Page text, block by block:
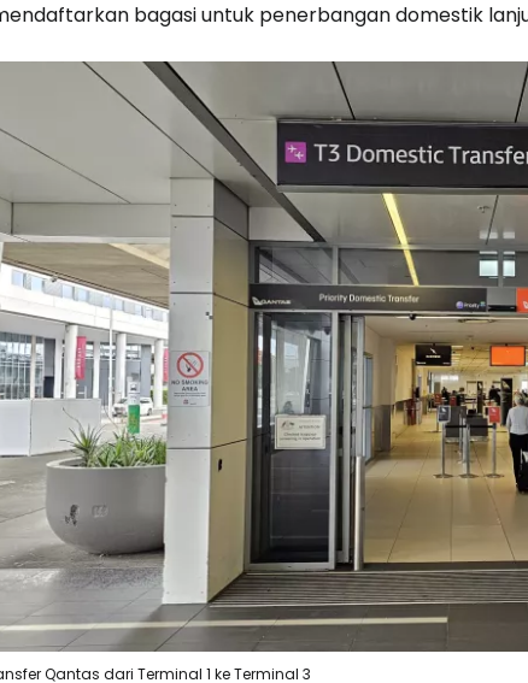
bagasi untuk penerbangan domestik
Qantas dari Terminal 1 ke Terminal 3